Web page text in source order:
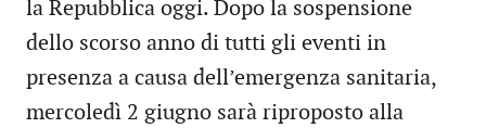
la Repubblica oggi. Dopo la sospensione
dello scorso anno di tutti gli eventi in
presenza a causa dell’emergenza sanitaria,
mercoledì 2 giugno sarà riproposto alla